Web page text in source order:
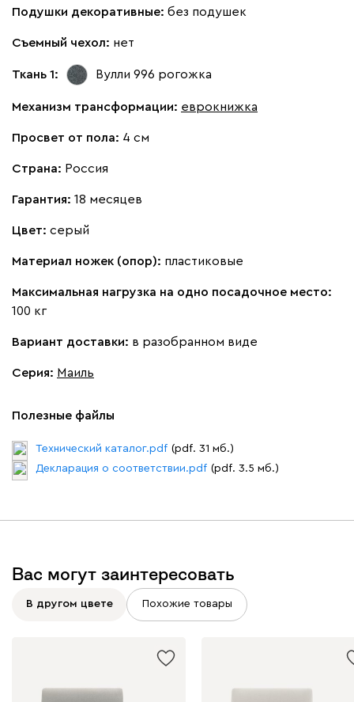
Подушки декоративные: без подушек
Съемный чехол: нет
Ткань 1: Вулли 996 рогожка
Механизм трансформации: еврокнижка
Просвет от пола: 4 см
Страна: Россия
Гарантия: 18 месяцев
Цвет: серый
Материал ножек (опор): пластиковые
Максимальная нагрузка на одно посадочное место:
100 кг
Вариант доставки: в разобранном виде
Серия: Маиль
Полезные файлы
Технический каталог.pdf (pdf. 31 мб.)
Декларация о соответствии.pdf (pdf. 3.5 мб.)
Вас могут заинтересовать
В другом цвете Похожие товары